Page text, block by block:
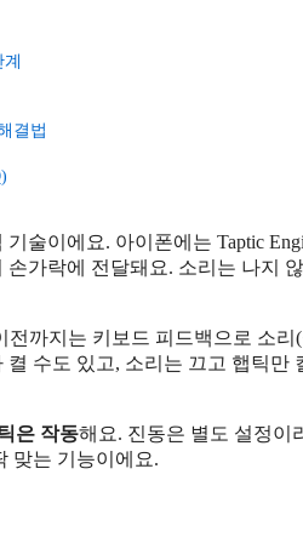
결법
술이에요. 아이폰에는 Taptic
가락에 전달돼요. 소리는 나지
전까지는 키보드 피드백으로 소
수도 있고, 소리는 끄고 햅틱
은 작동해요. 진동은 별도 설정이
맞는 기능이에요.